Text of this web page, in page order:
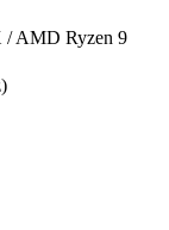
/ AMD Ryzen 9